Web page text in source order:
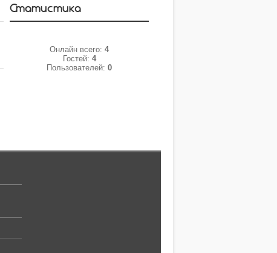
Статистика
Онлайн всего: 4
Гостей: 4
Пользователей: 0